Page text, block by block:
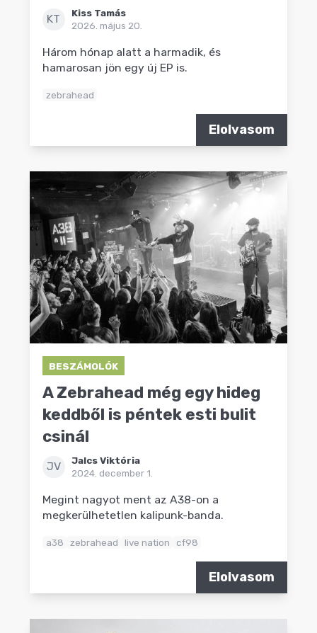
KT
Kiss Tamás
2026. május 20.
Három hónap alatt a harmadik, és
hamarosan jön egy új EP is.
zebrahead
Elolvasom
BESZÁMOLÓK
A Zebrahead még egy hideg
keddből is péntek esti bulit
csinál
JV
Jalcs Viktória
2024. december 1.
Megint nagyot ment az A38-on a
megkerülhetetlen kalipunk-banda.
a38 zebrahead live nation cf98
Elolvasom